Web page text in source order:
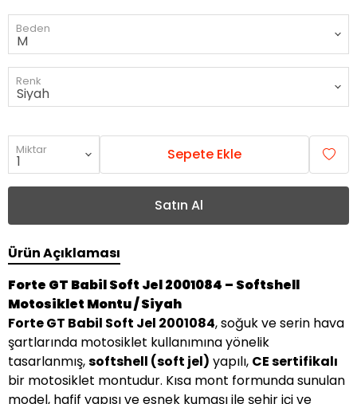
Beden
Renk
Miktar Sepete Ekle
Satın Al
Ürün Açıklaması
Forte GT Babil Soft Jel 2001084 – Softshell
Motosiklet Montu / Siyah
Forte GT Babil Soft Jel 2001084, soğuk ve serin hava
şartlarında motosiklet kullanımına yönelik
tasarlanmış,softshell (soft jel) yapılı, CE sertifikalı
bir motosiklet montudur. Kısa mont formunda sunulan
model, hafif yapısı ve esnek kumaşı ile şehir içi ve